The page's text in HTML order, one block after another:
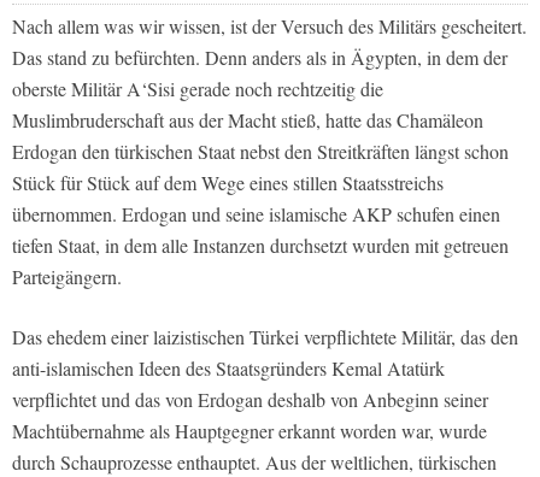
Nach allem was wir wissen, ist der Versuch des Militärs gescheitert.
Das stand zu befürchten. Denn anders als in Ägypten, in dem der
oberste Militär A‘Sisi gerade noch rechtzeitig die
Muslimbruderschaft aus der Macht stieß, hatte das Chamäleon
Erdogan den türkischen Staat nebst den Streitkräften längst schon
Stück für Stück auf dem Wege eines stillen Staatsstreichs
übernommen. Erdogan und seine islamische AKP schufen einen
tiefen Staat, in dem alle Instanzen durchsetzt wurden mit getreuen
Parteigängern.
Das ehedem einer laizistischen Türkei verpflichtete Militär, das den
anti-islamischen Ideen des Staatsgründers Kemal Atatürk
verpflichtet und das von Erdogan deshalb von Anbeginn seiner
Machtübernahme als Hauptgegner erkannt worden war, wurde
durch Schauprozesse enthauptet. Aus der weltlichen, türkischen